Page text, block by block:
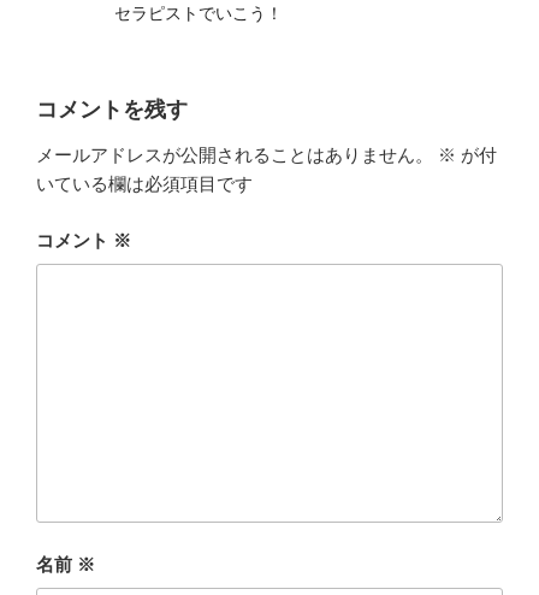
セラピストでいこう！
コメントを残す
メールアドレスが公開されることはありません。 ※ が付
いている欄は必須項目です
コメント ※
名前 ※